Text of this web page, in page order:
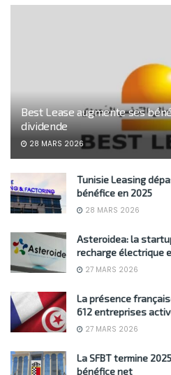
Best Lease augmente ses
dividende
28 MARS 2026
Tunisie Leasing
bénéfice en 2025
28 MARS 2026
Asteroidea: la
recharge électrique
27 MARS 2026
La présence
612 entreprises
27 MARS 2026
La SFBT termine
bénéfice net